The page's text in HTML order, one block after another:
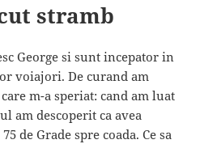
stramb
George si sunt incepator in
voiajori. De curand am
m-a speriat: cand am luat
am descoperit ca avea
de Grade spre coada. Ce sa